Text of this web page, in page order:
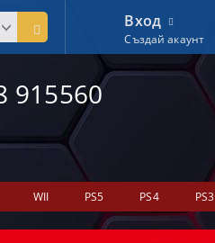
915560
Вход
Създай акаунт
WII PS5 PS4 PS3